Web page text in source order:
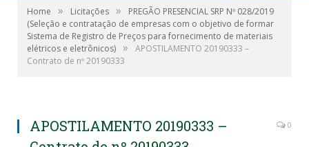
Home » Licitações »
PREGÃO PRESENCIAL SRP Nº 028/2019
(Seleção e contratação de empresas com o objetivo de formar
Sistema de Registro de Preços para fornecimento de materiais
elétricos e eletrônicos) »
APOSTILAMENTO 20190333 –
Contrato de nº 20190333
APOSTILAMENTO 20190333 –
0